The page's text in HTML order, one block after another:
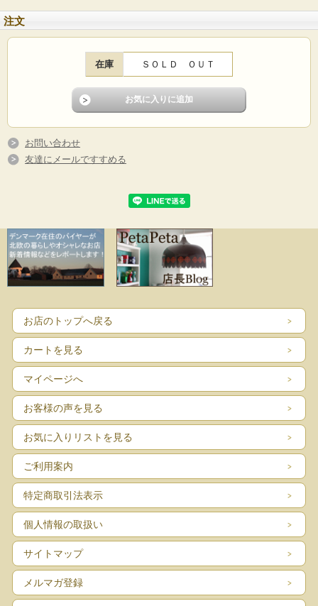
品を丁寧に制作しており、現在も人気のメーカーで、ヴィンテージのフィギュア
などもコレクターが多く、現地でもとても人気があります。
■デザイン：Thomas Hellstrom
■コンディション：小キズや擦れなどありますが、ご使用に差し支えるようなダメ
ージなくよいヴィンテージコンディションです。
注文
在庫 ＳＯＬＤ ＯＵＴ
お問い合わせ
友達にメールですすめる
お店のトップへ戻る
カートを見る
マイページへ
お客様の声を見る
お気に入りリストを見る
ご利用案内
特定商取引法表示
個人情報の取扱い
サイトマップ
メルマガ登録